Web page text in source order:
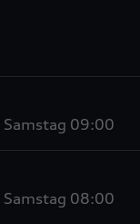
Samstag 09:00
Samstag 08:00